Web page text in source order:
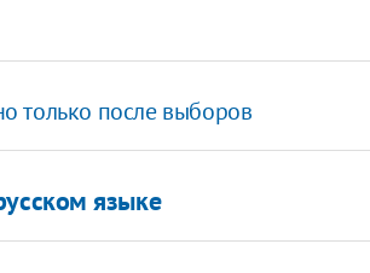
только после выборов
языке